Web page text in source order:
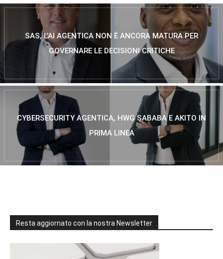
SAS, L’AI AGENTICA NON È ANCORA MATURA PER
GOVERNARE LE DECISIONI CRITICHE
CYBERSECURITY AGENTICA, HWG SABABA E AKITO IN
PRIMA LINEA
Resta aggiornato con la nostra Newsletter